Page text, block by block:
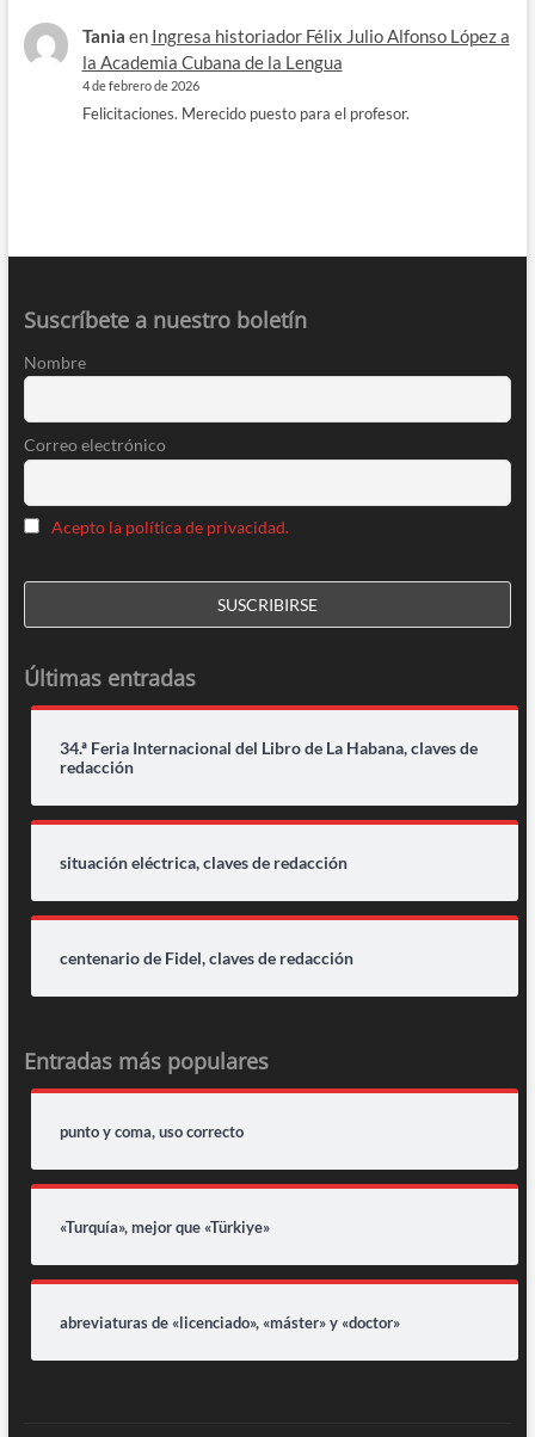
Tania en Ingresa historiador Félix Julio Alfonso López a
la Academia Cubana de la Lengua
4 de febrero de 2026
Felicitaciones. Merecido puesto para el profesor.
Suscríbete a nuestro boletín
Nombre
Correo electrónico
Acepto la política de privacidad.
Últimas entradas
34.ª Feria Internacional del Libro de La Habana, claves de
redacción
situación eléctrica, claves de redacción
centenario de Fidel, claves de redacción
Entradas más populares
punto y coma, uso correcto
«Turquía», mejor que «Türkiye»
abreviaturas de «licenciado», «máster» y «doctor»